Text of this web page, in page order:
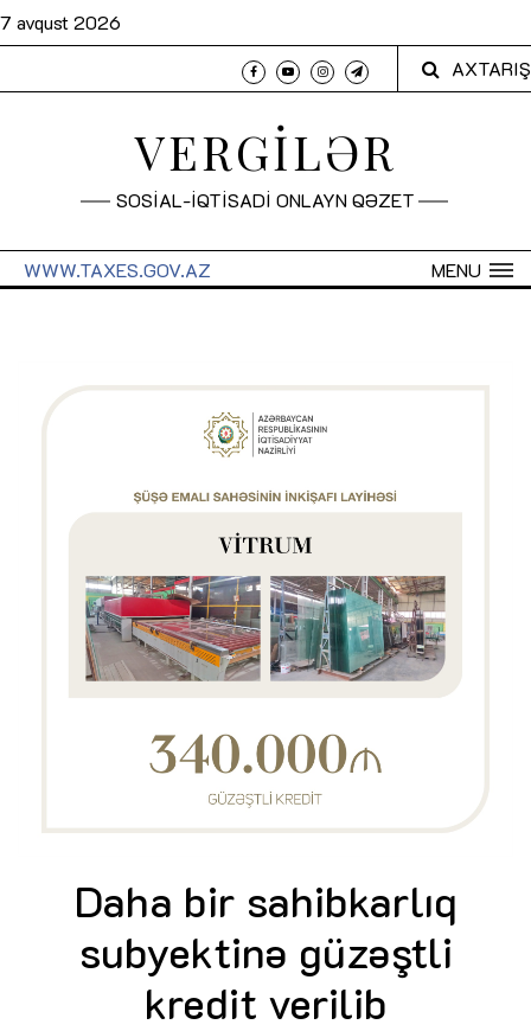
7 avqust 2026
AXTARIŞ
VERGİLƏR
SOSİAL-İQTİSADİ ONLAYN QƏZET
MENU
WWW.TAXES.GOV.AZ
Daha bir sahibkarlıq
subyektinə güzəştli
kredit verilib